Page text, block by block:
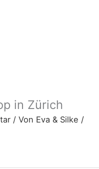
in Zürich
/ Von Eva & Silke /